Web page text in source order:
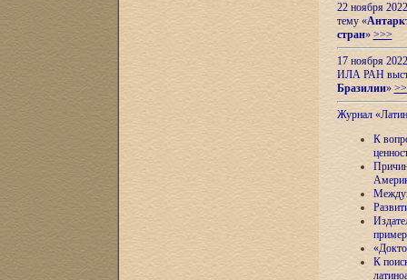
22 ноября
тему «
стран» >>>
17 ноября
ИЛА РАН
Бразилии»
Журнал
К
К